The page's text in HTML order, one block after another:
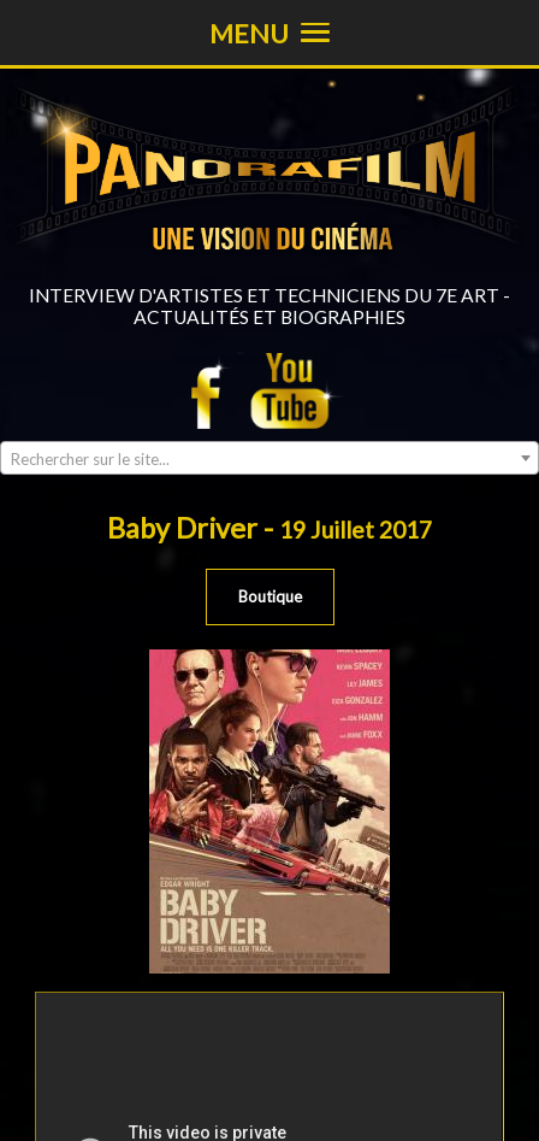
INTERVIEW D'ARTISTES ET TECHNICIENS DU 7E ART -
ACTUALITÉS ET BIOGRAPHIES
Rechercher sur le site...
MENU
Baby Driver - 19 Juillet 2017
Boutique